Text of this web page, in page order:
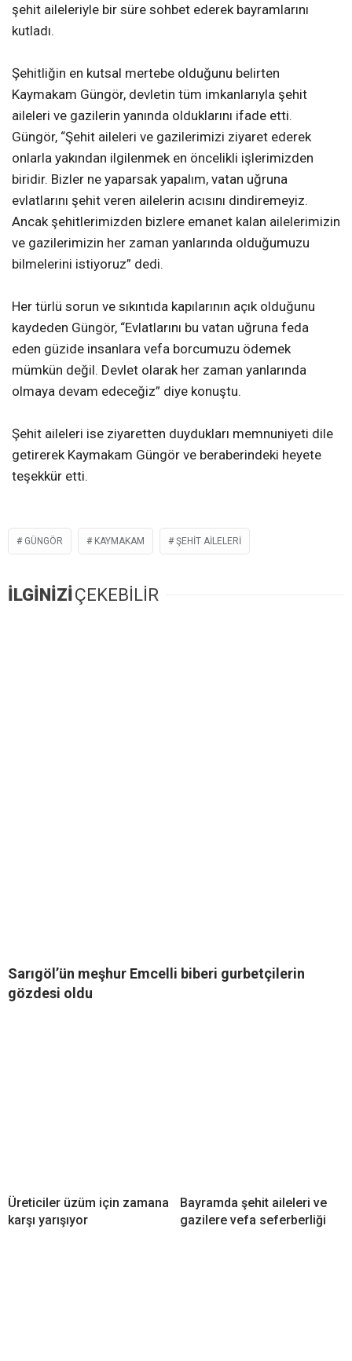
şehit aileleriyle bir süre sohbet ederek bayramlarını
kutladı.
Şehitliğin en kutsal mertebe olduğunu belirten
Kaymakam Güngör, devletin tüm imkanlarıyla şehit
aileleri ve gazilerin yanında olduklarını ifade etti.
Güngör, “Şehit aileleri ve gazilerimizi ziyaret ederek
onlarla yakından ilgilenmek en öncelikli işlerimizden
biridir. Bizler ne yaparsak yapalım, vatan uğruna
evlatlarını şehit veren ailelerin acısını dindiremeyiz.
Ancak şehitlerimizden bizlere emanet kalan ailelerimizin
ve gazilerimizin her zaman yanlarında olduğumuzu
bilmelerini istiyoruz” dedi.
Her türlü sorun ve sıkıntıda kapılarının açık olduğunu
kaydeden Güngör, “Evlatlarını bu vatan uğruna feda
eden güzide insanlara vefa borcumuzu ödemek
mümkün değil. Devlet olarak her zaman yanlarında
olmaya devam edeceğiz” diye konuştu.
Şehit aileleri ise ziyaretten duydukları memnuniyeti dile
getirerek Kaymakam Güngör ve beraberindeki heyete
teşekkür etti.
GÜNGÖR KAYMAKAM ŞEHIT AILELERI
İLGİNİZİÇEKEBİLİR
Sarıgöl’ün meşhur Emcelli biberi gurbetçilerin
gözdesi oldu
Üreticiler üzüm için zamana
karşı yarışıyor
Bayramda şehit aileleri ve
gazilere vefa seferberliği